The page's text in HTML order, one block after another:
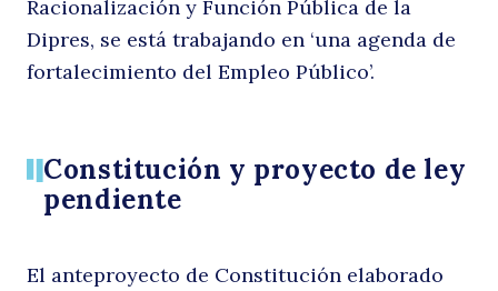
Racionalización y Función Pública de la
Dipres, se está trabajando en ‘una agenda de
fortalecimiento del Empleo Público’.
Constitución y proyecto de ley
pendiente
El anteproyecto de Constitución elaborado